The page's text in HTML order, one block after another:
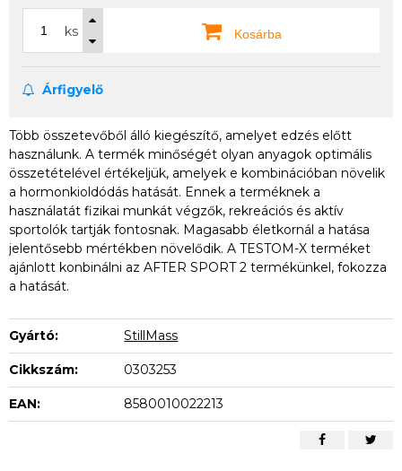
ks Kosárba
Árfigyelő
Több összetevőből álló kiegészítő, amelyet edzés előtt
használunk. A termék minőségét olyan anyagok optimális
összetételével értékeljük, amelyek e kombinációban növelik
a hormonkioldódás hatását. Ennek a terméknek a
használatát fizikai munkát végzők, rekreációs és aktív
sportolók tartják fontosnak. Magasabb életkornál a hatása
jelentősebb mértékben növelődik. A TESTOM-X terméket
ajánlott konbinálni az AFTER SPORT 2 termékünkel, fokozza
a hatását.
Gyártó: StillMass
Cikkszám: 0303253
EAN: 8580010022213